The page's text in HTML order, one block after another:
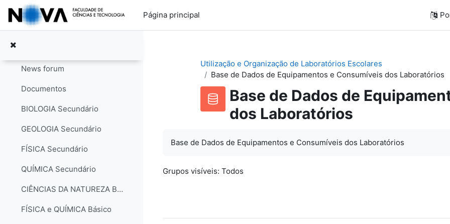
Ir para o conteúdo principal
Página principal
News forum
Documentos
BIOLOGIA Secundário
GEOLOGIA Secundário
FÍSICA Secundário
QUÍMICA Secundário
CIÊNCIAS DA NATUREZA Básico
FÍSICA e QUÍMICA Básico
Utilização e Organização de Laboratórios Escolares
Base de Dados de Equipamentos e Consumíveis dos Laboratórios
Base de Dados de
dos Laboratórios
Base de Dados de Equipamentos e Consumíveis dos Laboratórios
Grupos visíveis: Todos